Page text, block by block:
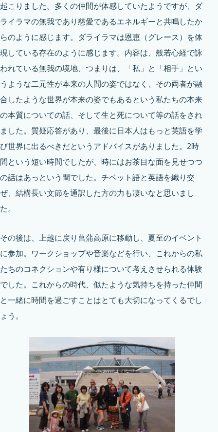
起こりました。多くの仲間が体感していたようですが、ダ
ライラマの無我であり慈愛であるエネルギーと共鳴したか
らのように感じます。ダライラマは恩恵（グレース）を体
現している存在のように感じます。内容は、般若心経で詠
われている無我の境地、つまりは、「私」と「相手」とい
うような二元性が本来の人間の姿ではなく、その両者が融
合したような世界が本来の姿でもあるという私たちの本来
の本質についての話、そして生と死について等の話をされ
ました。質疑応答があり、最後に日本人はもっと英語を学
び世界に出るべきだというアドバイスがありました。2時
間という短い時間でしたが、時にはお茶目な面を見せつつ
の話はあっという間でした。チベット語と英語を織り交
ぜ、結構長い文節を通訳した方の力も凄いなと思いまし
た。
その後は、上越に戻り菖蒲高原に移動し、夏至のイベント
に参加。ワークショップや音楽などを行い、これからの私
たちのコネクションや有り様について考えさせられる体験
でした。これからの時代、似たような気持ちを持った仲間
と一緒に時間を過ごすことはとても大切になってくるでし
ょう。